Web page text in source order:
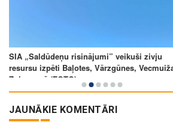
JAUNĀKIE KOMENTĀRI